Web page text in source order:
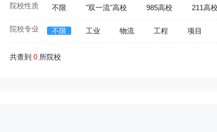
院校性质 不限 "双一流"高校 985高校 211高
院校专业 不限 工业 物流 工程 项目
共查到 0 所院校